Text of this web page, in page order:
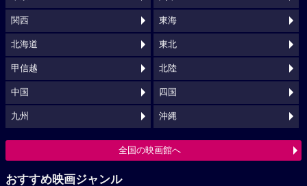
関西 東海
北海道 東北
甲信越 北陸
中国 四国
九州 沖縄
全国の映画館へ
おすすめ映画ジャンル